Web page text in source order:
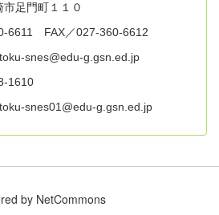
足門町１１０
6611 FAX／027-360-6612
g.gsn.ed.jp
1610
g.gsn.ed.jp
by NetCommons